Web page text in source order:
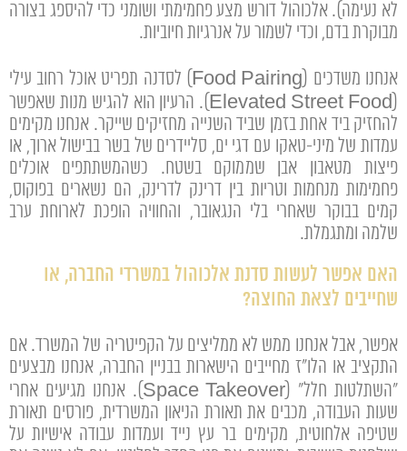
לא נעימה). אלכוהול דורש מצע פחמימתי ושומני כדי להיספג בצורה
מבוקרת בדם, וכדי לשמור על אנרגיות חיוביות.
אנחנו משדכים (Food Pairing) לסדנה תפריט אוכל רחוב עילי
(Elevated Street Food). הרעיון הוא להגיש מנות שאפשר
להחזיק ביד אחת בזמן שביד השנייה מחזיקים שייקר. אנחנו מקימים
עמדות של מיני-טאקו עם דגי ים, סליידרים של בשר בבישול ארוך, או
פיצות מטאבון אבן שממוקם בשטח. כשהמשתתפים אוכלים
פחמימות מנחמות וטריות בין דרינק לדרינק, הם נשארים בפוקוס,
קמים בבוקר שאחרי בלי הנגאובר, והחוויה הופכת לארוחת ערב
שלמה ומתגמלת.
האם אפשר לעשות סדנת אלכוהול במשרדי החברה, או
שחייבים לצאת החוצה?
אפשר, אבל אנחנו ממש לא ממליצים על הקפיטריה של המשרד. אם
התקציב או הלו"ז מחייבים הישארות בבניין החברה, אנחנו מבצעים
"השתלטות חלל" (Space Takeover). אנחנו מגיעים אחרי
שעות העבודה, מכבים את תאורת הניאון המשרדית, פורסים תאורת
שטיפה אלחוטית, מקימים בר עץ נייד ועמדות עבודה אישיות על